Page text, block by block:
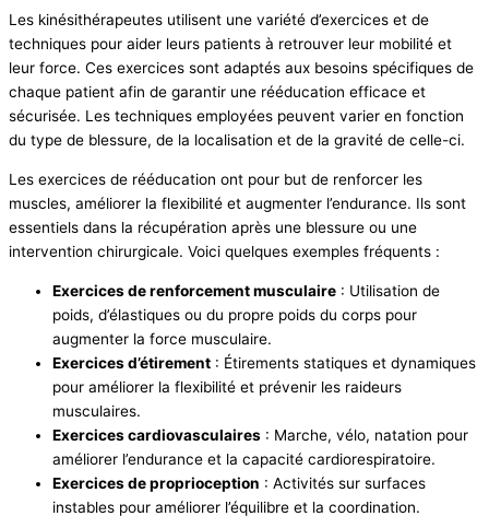
Les kinésithérapeutes utilisent une variété d’exercices et de
techniques pour aider leurs patients à retrouver leur mobilité et
leur force. Ces exercices sont adaptés aux besoins spécifiques de
chaque patient afin de garantir une rééducation efficace et
sécurisée. Les techniques employées peuvent varier en fonction
du type de blessure, de la localisation et de la gravité de celle-ci.
Les exercices de rééducation ont pour but de renforcer les
muscles, améliorer la flexibilité et augmenter l’endurance. Ils sont
essentiels dans la récupération après une blessure ou une
intervention chirurgicale. Voici quelques exemples fréquents :
Exercices de renforcement musculaire : Utilisation de
poids, d’élastiques ou du propre poids du corps pour
augmenter la force musculaire.
Exercices d’étirement : Étirements statiques et dynamiques
pour améliorer la flexibilité et prévenir les raideurs
musculaires.
Exercices cardiovasculaires : Marche, vélo, natation pour
améliorer l’endurance et la capacité cardiorespiratoire.
Exercices de proprioception : Activités sur surfaces
instables pour améliorer l’équilibre et la coordination.